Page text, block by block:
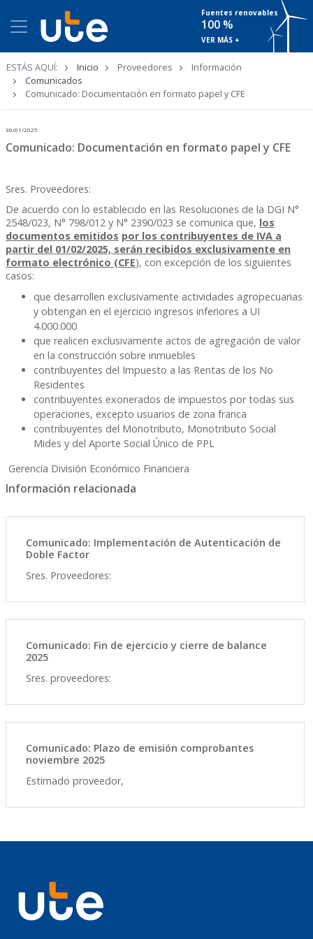
Fuentes renovables
100 %
VER MÁS +
ESTÁS AQUÍ: Inicio Proveedores
Información
Comunicados
Comunicado: Documentación en formato papel y CFE
30/01/2025
Comunicado: Documentación en formato papel y CFE
Sres. Proveedores:
De acuerdo con lo establecido en las Resoluciones de la DGI N°
2548/023, N° 798/012 y N° 2390/023 se comunica que, los
documentos emitidos por los contribuyentes de IVA a
partir del 01/02/2025, serán recibidos exclusivamente en
formato electrónico (CFE), con excepción de los siguientes
casos:
que desarrollen exclusivamente actividades agropecuarias
y obtengan en el ejercicio ingresos inferiores a UI
4.000.000
que realicen exclusivamente actos de agregación de valor
en la construcción sobre inmuebles
contribuyentes del Impuesto a las Rentas de los No
Residentes
contribuyentes exonerados de impuestos por todas sus
operaciones, excepto usuarios de zona franca
contribuyentes del Monotributo, Monotributo Social
Mides y del Aporte Social Único de PPL
Gerencia División Económico Financiera
Información relacionada
Comunicado: Implementación de Autenticación de
Doble Factor
Sres. Proveedores:
Comunicado: Fin de ejercicio y cierre de balance
2025
Sres. proveedores:
Comunicado: Plazo de emisión comprobantes
noviembre 2025
Estimado proveedor,